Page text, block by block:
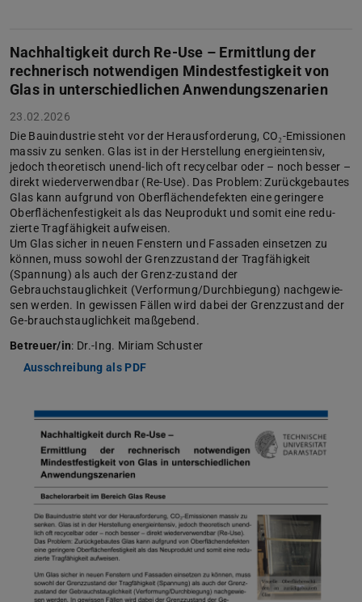
Nachhaltigkeit durch Re-Use – Ermittlung der
rechnerisch notwendigen Mindestfestigkeit von
Glas in unterschiedlichen Anwendungszenarien
23.02.2026
Die Bauindustrie steht vor der Herausforderung, CO₂-Emissionen
massiv zu senken. Glas ist in der Herstellung energieintensiv,
jedoch theoretisch unend-lich oft recycelbar oder – noch besser –
direkt wiederverwendbar (Re-Use). Das Problem: Zurückgebautes
Glas kann aufgrund von Oberflächendefekten eine geringere
Oberflächenfestigkeit als das Neuprodukt und somit eine redu-
zierte Tragfähigkeit aufweisen.
Um Glas sicher in neuen Fenstern und Fassaden einsetzen zu
können, muss sowohl der Grenzzustand der Tragfähigkeit
(Spannung) als auch der Grenz-zustand der
Gebrauchstauglichkeit (Verformung/Durchbiegung) nachgewie-
sen werden. In gewissen Fällen wird dabei der Grenzzustand der
Ge-brauchstauglichkeit maßgebend.
Betreuer/in: Dr.-Ing. Miriam Schuster
Ausschreibung als PDF